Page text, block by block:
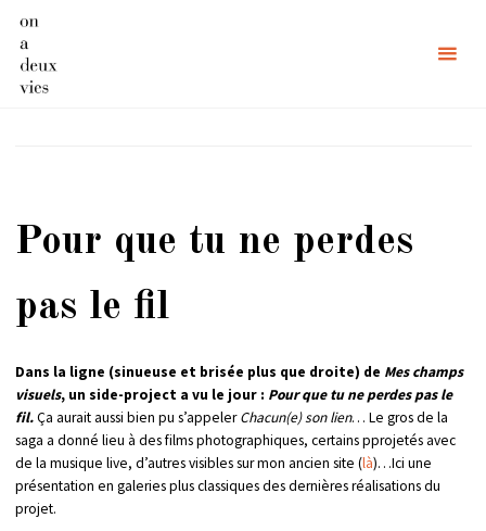
content
Étiquette :
Pour que tu ne perdes
pas le fil
Dans la ligne (sinueuse et brisée plus que droite) de Mes champs
visuels, un side-project a vu le jour : Pour que tu ne perdes pas le
fil. Ça aurait aussi bien pu s’appelerChacun(e) son lien… Le gros de la
saga a donné lieu à des films photographiques, certains pprojetés avec
de la musique live, d’autres visibles sur mon ancien site (là)…Ici une
présentation en galeries plus classiques des dernières réalisations du
projet.